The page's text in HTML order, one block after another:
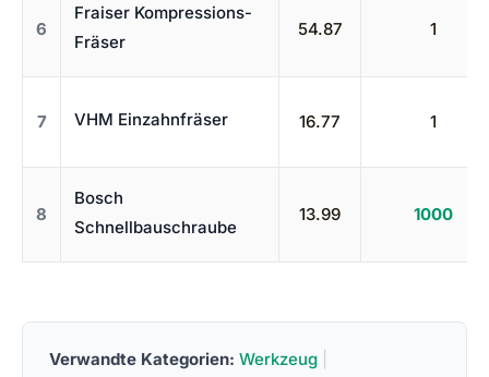
6
Fraiser Kompressions-
Fräser
54.87 1
7 VHM Einzahnfräser 16.77 1
8
Bosch
Schnellbauschraube
13.99 1000
Verwandte Kategorien: Werkzeug